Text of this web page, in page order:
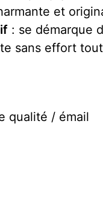
et
: se démarque
sans effort
qualité / émail